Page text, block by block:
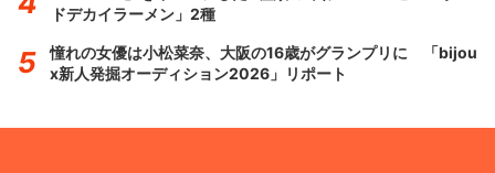
ドデカイラーメン」2種
憧れの女優は小松菜奈、大阪の16歳がグランプリに 「bijou
x新人発掘オーディション2026」リポート